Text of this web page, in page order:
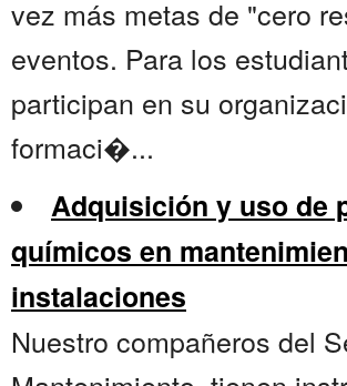
vez más metas de "cero
eventos. Para los
participan en su
formaci�...
Adquisición y uso de
químicos en
instalaciones
Nuestro compañeros del